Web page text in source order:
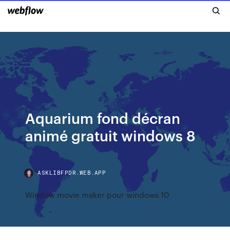
Aquarium fond décran
animé gratuit windows 8
ASKLIBFPDR.WEB.APP
Window movie maker pour windows 10